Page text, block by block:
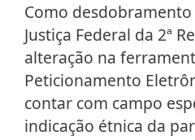
Como
Justiça Federal da 2ª
alteração na
Peticionamento
contar com campo
indicação étnica da